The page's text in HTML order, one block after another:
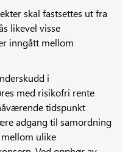
skal fastsettes ut fra
likevel visse
inngått mellom
i
med risikofri rente
tidspunkt
adgang til samordning
ulike